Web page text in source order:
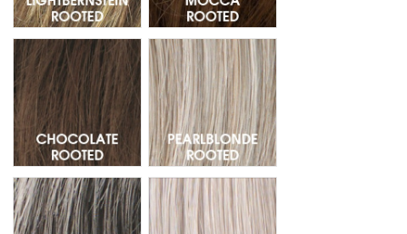
Chocolate Rooted - Raiz oscura 830.6.4
Pearlblonde Rooted - Raiz
Salt/Pepper Mix - Mechas 39.51.44Silver Mix - Mechas 60.56